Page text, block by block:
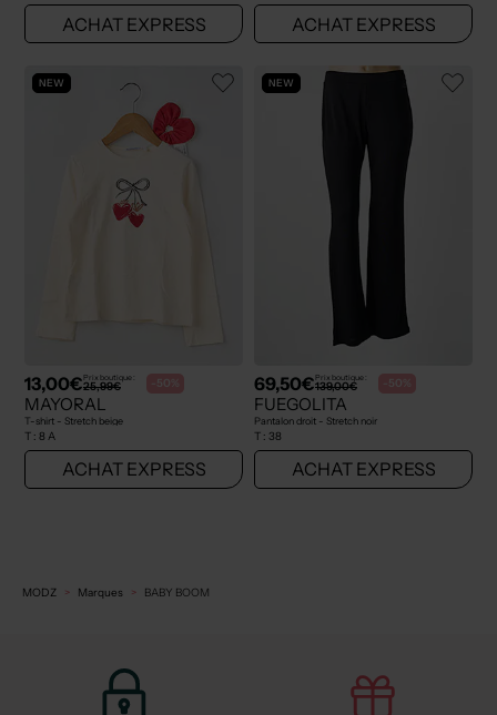
ACHAT EXPRESS ACHAT EXPRESS
NEW
13,00€Prix boutique :
25,99€ -50%
MAYORAL
T-shirt - Stretch beige
T : 8 A
ACHAT EXPRESS
NEW
69,50€Prix boutique :
139,00€ -50%
FUEGOLITA
Pantalon droit - Stretch noir
T : 38
ACHAT EXPRESS
MODZ Marques BABY BOOM